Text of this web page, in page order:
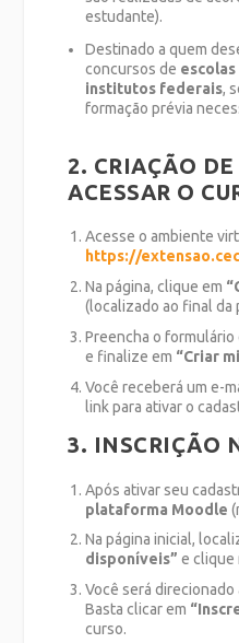
estudante).
Destinado a quem
concursos de
institutos federais,
formação prévia
2. CRIAÇÃO
ACESSAR O
Acesse o ambiente
https://
Na página, clique em
(localizado ao final da
Preencha o formulário
e finalize em “Criar
Você receberá um e-
link para ativar o
3. INSCRIÇÃO
Após ativar seu
plataforma Moodle
Na página inicial,
disponíveis” e clique
Você será direcionado
Basta clicar em
curso.